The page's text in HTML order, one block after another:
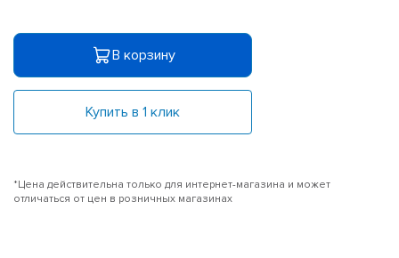
В корзину
Купить в 1 клик
*Цена действительна только для интернет-магазина и может
отличаться от цен в розничных магазинах